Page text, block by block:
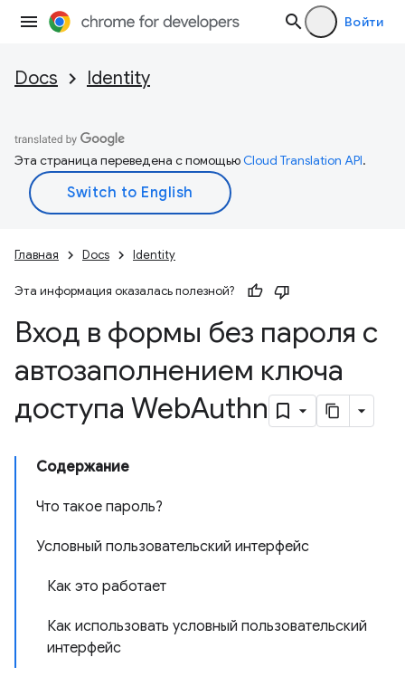
Войти
Docs Identity
Эта страница переведена с помощьюCloud Translation API.
Главная Docs Identity
Эта информация оказалась полезной?
Вход в формы без пароля с
автозаполнением ключа
доступа WebAuthn
Содержание
Что такое пароль?
Условный пользовательский интерфейс
Как это работает
Как использовать условный пользовательский
интерфейс